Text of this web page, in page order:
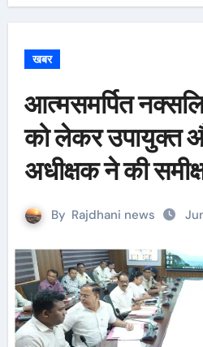
खबर
आत्मसमर्पित
को लेकर उपायुक्त
अधीक्षक ने की
By Rajdhani news